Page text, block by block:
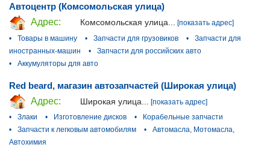
Автоцентр (Комсомольская улица)
Адрес:
Комсомольская улица...
[показать адрес]
•
Товары в машину • Запчасти для грузовиков •
Запчасти для
иностранных-машин
•
Запчасти для российских авто
•
Аккумуляторы для авто
Red beard, магазин автозапчастей (Широкая улица)
Адрес:
Широкая улица...
[показать адрес]
•
Злаки • Изготовление дисков •
Корабельные запчасти
•
Запчасти к легковым автомобилям •
Автомасла, Мотомасла,
Автохимия